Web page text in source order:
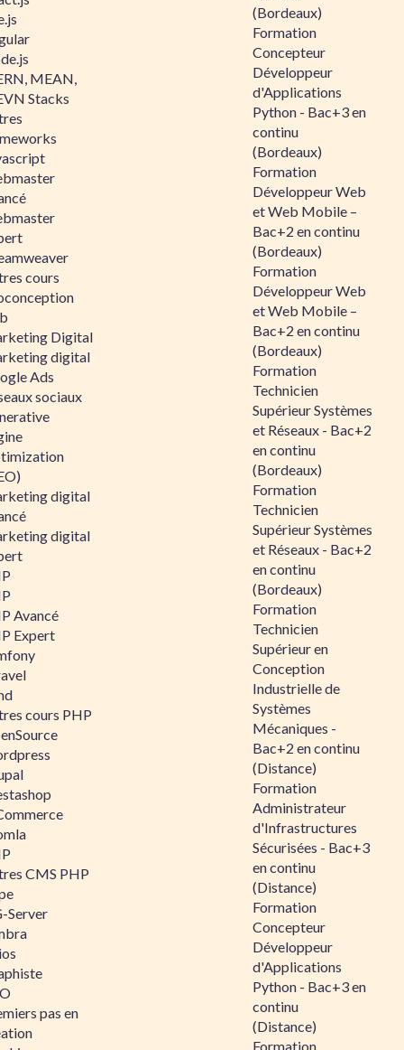
MEAN,
Stacks
cours
Digital
digital
Ads
sociaux
digital
digital
Avancé
Expert
cours PHP
CMS PHP
Server
pas en
(Bordeaux)
Formation
Concepteur
Développeur
d'Applications
Python - Bac+3 en
continu
(Bordeaux)
Formation
Développeur Web
et Web Mobile –
Bac+2 en continu
(Bordeaux)
Formation
Développeur Web
et Web Mobile –
Bac+2 en continu
(Bordeaux)
Formation
Technicien
Supérieur Systèmes
et Réseaux - Bac+2
en continu
(Bordeaux)
Formation
Technicien
Supérieur Systèmes
et Réseaux - Bac+2
en continu
(Bordeaux)
Formation
Technicien
Supérieur en
Conception
Industrielle de
Systèmes
Mécaniques -
Bac+2 en continu
(Distance)
Formation
Administrateur
d'Infrastructures
Sécurisées - Bac+3
en continu
(Distance)
Formation
Concepteur
Développeur
d'Applications
Python - Bac+3 en
continu
(Distance)
Formation